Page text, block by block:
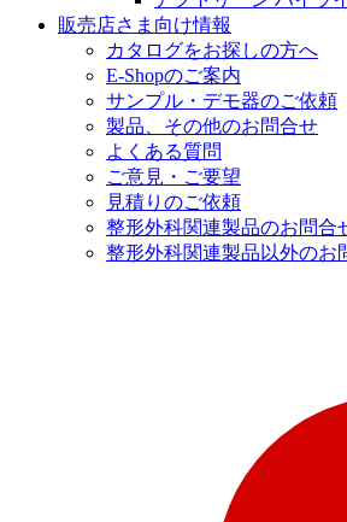
販売店さま向け情報
カタログをお探しの方へ
E-Shopのご案内
サンプル・デモ器のご依頼
製品、その他のお問合せ
よくある質問
ご意見・ご要望
見積りのご依頼
整形外科関連製品のお問合
整形外科関連製品以外のお